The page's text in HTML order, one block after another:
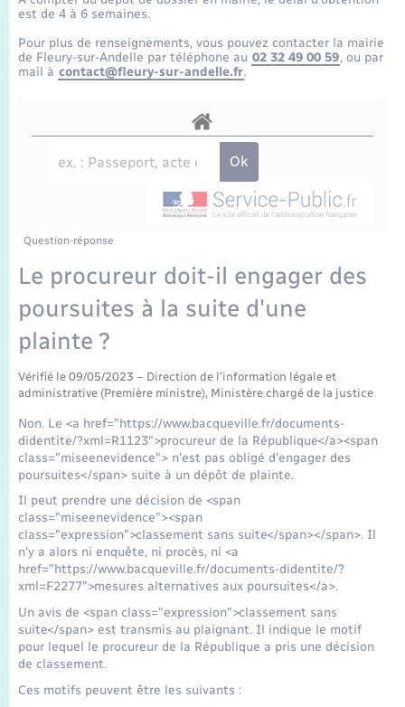
Etat-civil - Papiers - Citoyenneté
Mariage – PACS
Recensement
Loisirs
Organisation d’événement
Sécurité - Prévention
Transports
Transports scolaires
Voirie et espace public
Travaux - Autorisation d’occupation de l’espace
public
Compétences
Présentation de la commune
La Communauté de communes
est de 4 à 6 semaines.
Pour plus de renseignements, vous pouvez contacter la mairie
de Fleury-sur-Andelle par téléphone au 02 32 49 00 59, ou par
mail à contact@fleury-sur-andelle.fr.
Question-réponse
Le procureur doit-il engager des
poursuites à la suite d'une
plainte ?
Vérifié le 09/05/2023 – Direction de l'information légale et
administrative (Première ministre), Ministère chargé de la justice
Non. Le <a href="https://www.bacqueville.fr/documents-
didentite/?xml=R1123">procureur de la République</a><span
class="miseenevidence"> n'est pas obligé d'engager des
poursuites</span> suite à un dépôt de plainte.
Il peut prendre une décision de <span
class="miseenevidence"><span
class="expression">classement sans suite</span></span>. Il
n'y a alors ni enquête, ni procès, ni <a
href="https://www.bacqueville.fr/documents-didentite/?
xml=F2277">mesures alternatives aux poursuites</a>.
Un avis de <span class="expression">classement sans
suite</span> est transmis au plaignant. Il indique le motif
pour lequel le procureur de la République a pris une décision
de classement.
Ces motifs peuvent être les suivants :